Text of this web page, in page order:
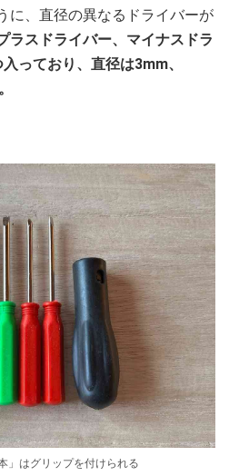
に、直径の異なるドライバーが
ラスドライバー、マイナスドラ
っており、直径は3mm、
」はグリップを付けられる